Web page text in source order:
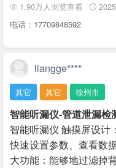
1.90万人浏览查看
电话：17709848592
liangge****
其它 其它 徐州市
智能听漏仪-管道泄漏检
智能听漏仪 触摸屏设计
快速设置参数、查看数
大功能：能够地过滤掉